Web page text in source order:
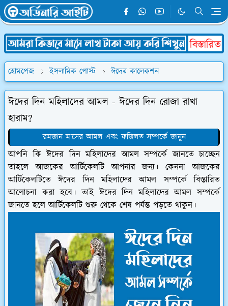
হোমপেজ ইসলামিক পোস্ট ঈদের কালেকশন
ঈদের দিন মহিলাদের আমল - ঈদের দিন রোজা রাখা
হারাম?
রমজান মাসের আমল এবং ফজিলত সম্পর্কে জানুন
আপনি কি ঈদের দিন মহিলাদের আমল সম্পর্কে জানতে চাচ্ছেন
তাহলে আজকের আর্টিকেলটি আপনার জন্য। কেননা আজকের
আর্টিকেলটিতে ঈদের দিন মহিলাদের আমল সম্পর্কে বিস্তারিত
আলোচনা করা হবে। তাই ঈদের দিন মহিলাদের আমল সম্পর্কে
জানতে হলে আর্টিকেলটি শুরু থেকে শেষ পর্যন্ত পড়তে থাকুন।